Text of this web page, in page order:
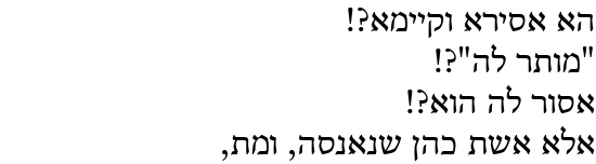
הא אסירא וקיימא?!
"מותר לה"?!
אסור לה הוא?!
אלא אשת כהן שנאנסה, ומת,